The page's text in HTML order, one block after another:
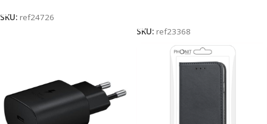
SKU: ref24726
SKU: ref23368